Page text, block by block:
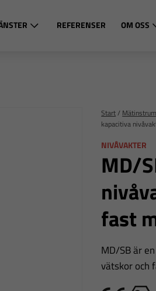
REFERENSER OM OSS
Start/
kapacitiva
NIVÅVAKTER
MD/
fast
MD/SB är
vätskor och